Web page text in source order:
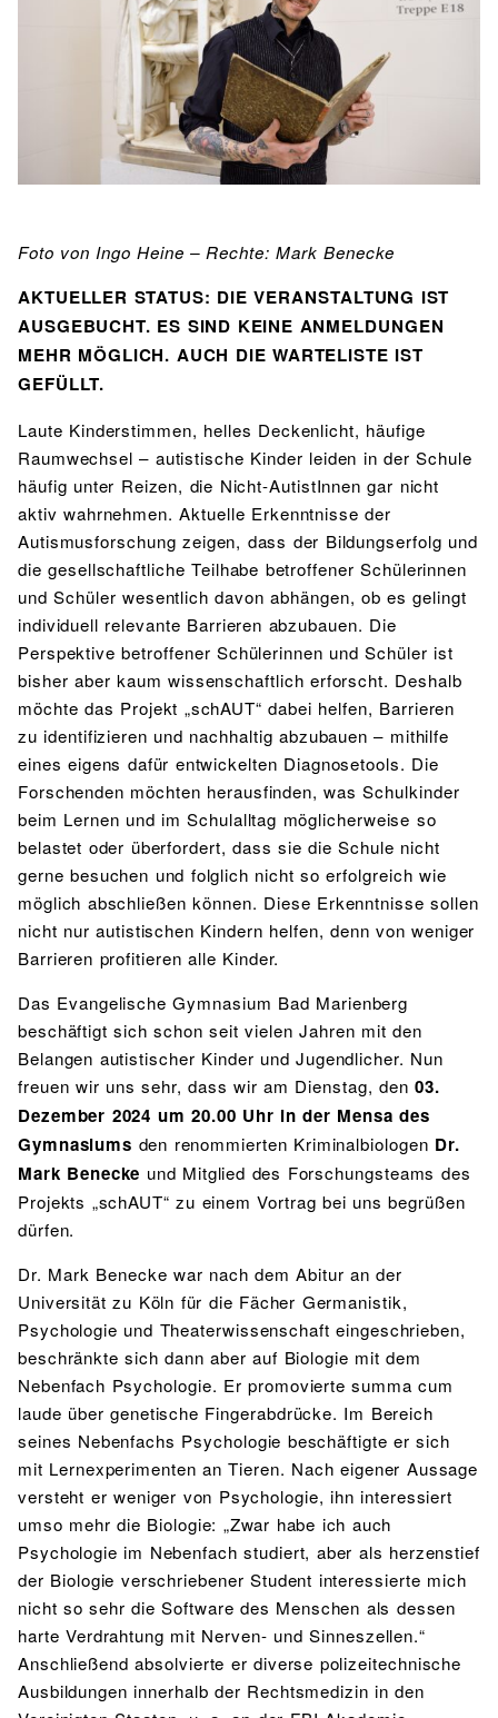
Bibliothekskatalog
Schulbuchausleihe
Lehrmittelfreiheit
Buchempfehlungen
Food Scouts
FAQs
Sport als Leistungsfach Exkursionen
Wettkämpfe
JtfO
Foto von Ingo Heine – Rechte: Mark Benecke
AKTUELLER STATUS: DIE VERANSTALTUNG IST
AUSGEBUCHT. ES SIND KEINE ANMELDUNGEN
MEHR MÖGLICH. AUCH DIE WARTELISTE IST
GEFÜLLT.
Laute Kinderstimmen, helles Deckenlicht, häufige
Raumwechsel – autistische Kinder leiden in der Schule
häufig unter Reizen, die Nicht-AutistInnen gar nicht
aktiv wahrnehmen. Aktuelle Erkenntnisse der
Autismusforschung zeigen, dass der Bildungserfolg und
die gesellschaftliche Teilhabe betroffener Schülerinnen
und Schüler wesentlich davon abhängen, ob es gelingt
individuell relevante Barrieren abzubauen. Die
Perspektive betroffener Schülerinnen und Schüler ist
bisher aber kaum wissenschaftlich erforscht. Deshalb
möchte das Projekt „schAUT“ dabei helfen, Barrieren
zu identifizieren und nachhaltig abzubauen – mithilfe
eines eigens dafür entwickelten Diagnosetools. Die
Forschenden möchten herausfinden, was Schulkinder
beim Lernen und im Schulalltag möglicherweise so
belastet oder überfordert, dass sie die Schule nicht
gerne besuchen und folglich nicht so erfolgreich wie
möglich abschließen können. Diese Erkenntnisse sollen
nicht nur autistischen Kindern helfen, denn von weniger
Barrieren profitieren alle Kinder.
Das Evangelische Gymnasium Bad Marienberg
beschäftigt sich schon seit vielen Jahren mit den
Belangen autistischer Kinder und Jugendlicher. Nun
freuen wir uns sehr, dass wir am Dienstag, den 03.
Dezember 2024 um 20.00 Uhr in der Mensa des
Gymnasiums den renommierten Kriminalbiologen Dr.
Mark Benecke und Mitglied des Forschungsteams des
Projekts „schAUT“ zu einem Vortrag bei uns begrüßen
dürfen.
Dr. Mark Benecke war nach dem Abitur an der
Universität zu Köln für die Fächer Germanistik,
Psychologie und Theaterwissenschaft eingeschrieben,
beschränkte sich dann aber auf Biologie mit dem
Nebenfach Psychologie. Er promovierte summa cum
laude über genetische Fingerabdrücke. Im Bereich
seines Nebenfachs Psychologie beschäftigte er sich
mit Lernexperimenten an Tieren. Nach eigener Aussage
versteht er weniger von Psychologie, ihn interessiert
umso mehr die Biologie: „Zwar habe ich auch
Psychologie im Nebenfach studiert, aber als herzenstief
der Biologie verschriebener Student interessierte mich
nicht so sehr die Software des Menschen als dessen
harte Verdrahtung mit Nerven- und Sinneszellen.“
Anschließend absolvierte er diverse polizeitechnische
Ausbildungen innerhalb der Rechtsmedizin in den